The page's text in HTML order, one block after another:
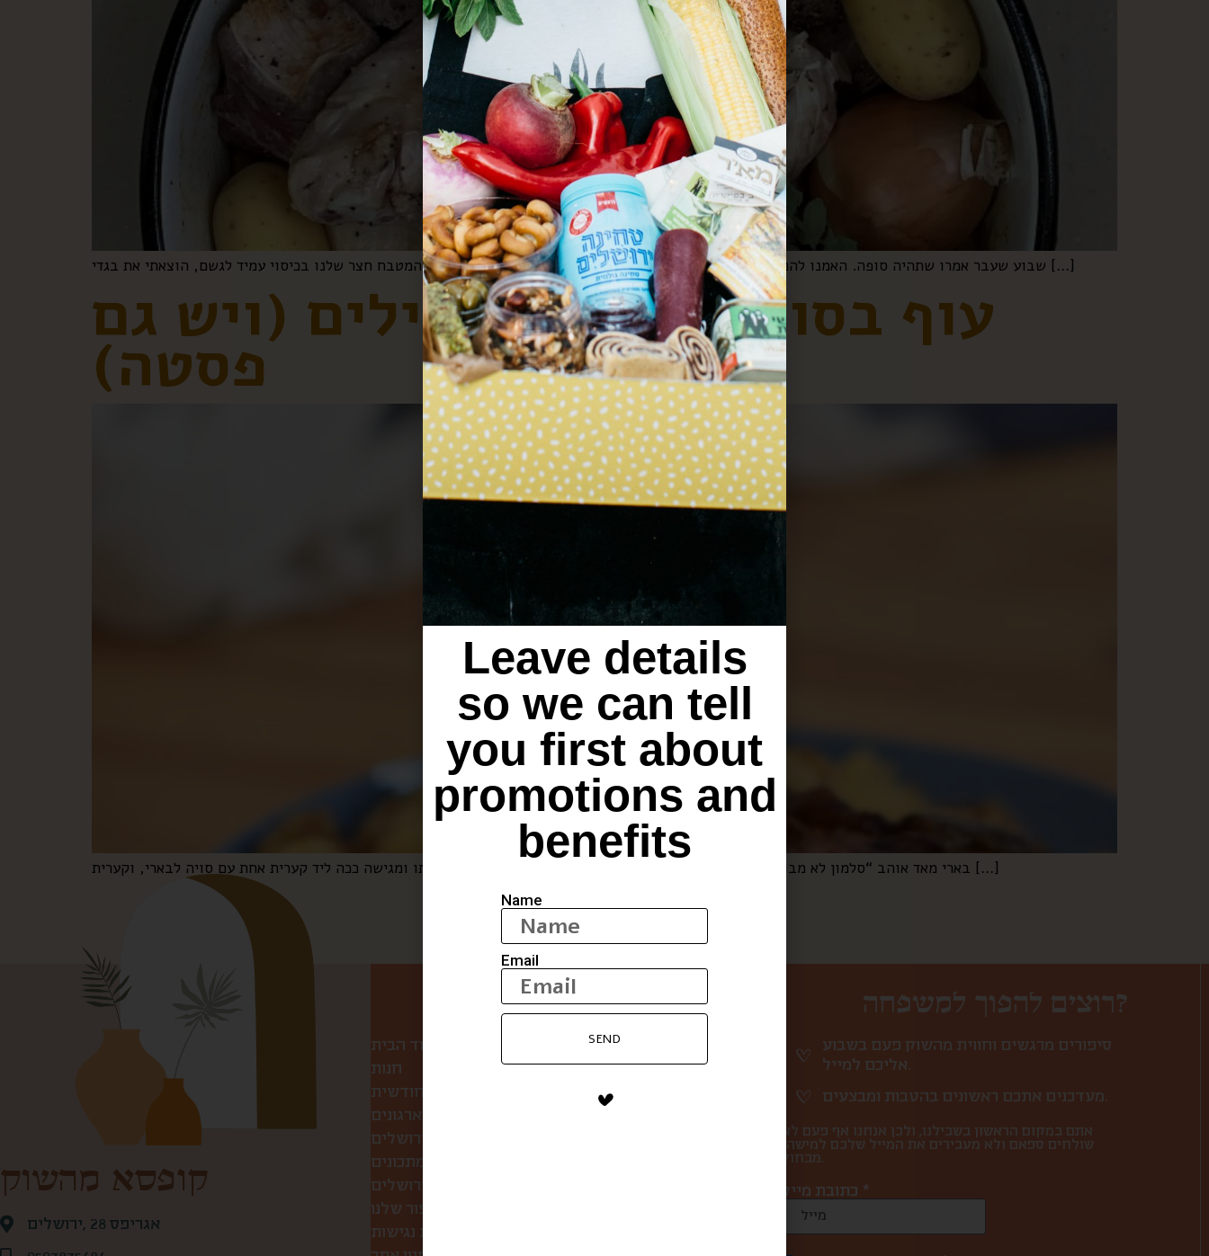
שבוע שעבר אמרו שתהיה סופה. האמנו להם, נערכנו לסופה. הכנסתי את הכביסה פנימה, אלון כיסה את המטבח חצר שלנו בכיסוי עמיד לגשם, הוצאתי את בגדי […]
עוף בסויה, סילאן וחצילים (ויש גם
פסטה)
בארי מאד אוהב “סלמון לא מבושל”. כל שישי אני קונה חתיכת סלמון ובשבת אני פורסת אותו ומגישה ככה ליד קערית אחת עם סויה לבארי, וקערית […]
קופסא מהשוק
אגריפס 28 ,ירושלים
ניווט באתר
עמוד הבית
חנות
קופסת הפתעה חודשית
לחברות ולארגונים
סיורי אוכל בירושלים
מתכונים
הסיפור שלנו
הצהרת נגישות
רוצים להפוך למשפחה?
סיפורים מרגשים וחווית מהשוק פעם בשבוע
אתם במקום הראשון בשבילנו, ולכן אנחנו אף פעם לא
שולחים ספאם ולא מעבירים את המייל שלכם למישהו
מבחוץ.
כתובת מייל *
Leave details
so we can tell
you first about
promotions and
benefits
Name
Email
SEND